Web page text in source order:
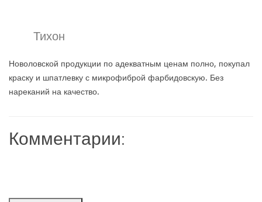
Тихон
Новоловской продукции по адекватным ценам полно, покупал
краску и шпатлевку с микрофиброй фарбидовскую. Без
нареканий на качество.
Комментарии: